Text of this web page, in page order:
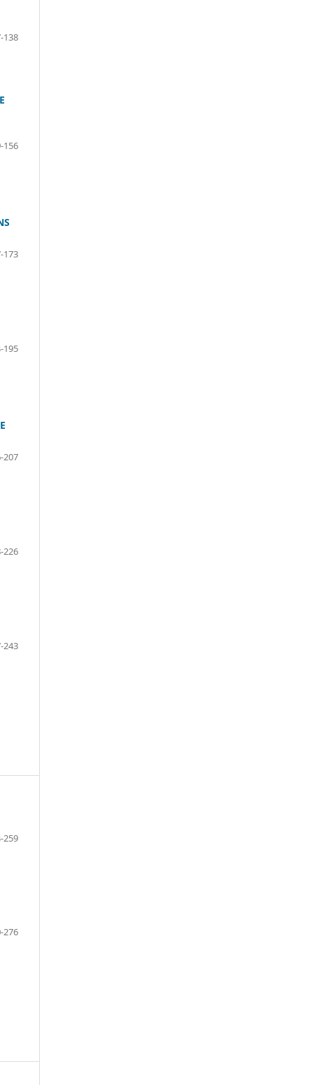
138
156
173
195
207
226
243
259
276